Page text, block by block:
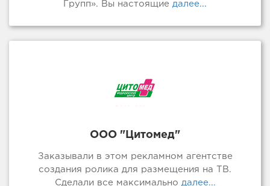
Групп». Вы настоящие далее...
ООО "Цитомед"
Заказывали в этом рекламном агентстве
создания ролика для размещения на ТВ.
Сделали все максимально далее...